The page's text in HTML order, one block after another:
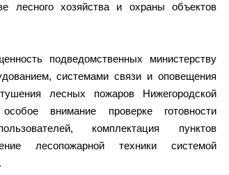
лесного хозяйства и охраны объектов
подведомственных министерству
системами связи и оповещения
лесных пожаров Нижегородской
внимание проверке готовности
комплектация пунктов
лесопожарной техники системой